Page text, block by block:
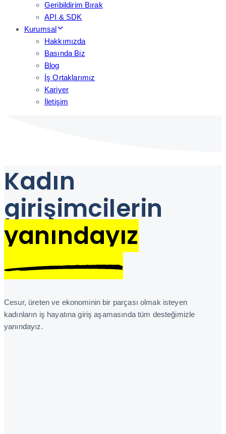
Geribildirim Bırak
API & SDK
Kurumsal
Hakkımızda
Basında Biz
Blog
İş Ortaklarımız
Kariyer
İletişim
Kadın
girişimcilerin
yanındayız
Cesur, üreten ve ekonominin bir parçası olmak isteyen
kadınların iş hayatına giriş aşamasında tüm desteğimizle
yanındayız.